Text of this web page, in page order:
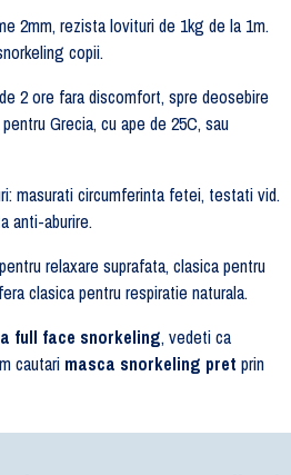
2mm, rezista lovituri de 1kg de la 1m.
copii.
2 ore fara discomfort, spre deosebire
Grecia, cu ape de 25C, sau
masurati circumferinta fetei, testati vid.
anti-aburire.
relaxare suprafata, clasica pentru
clasica pentru respiratie naturala.
full face snorkeling, vedeti ca
cautari masca snorkeling pret prin